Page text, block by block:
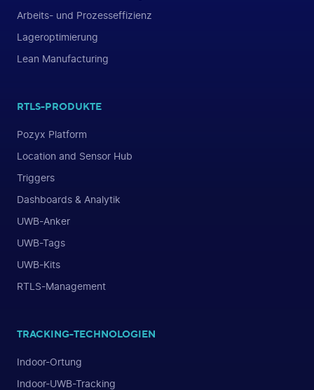
Arbeits- und Prozesseffizienz
Lageroptimierung
Lean Manufacturing
RTLS-PRODUKTE
Pozyx Platform
Location and Sensor Hub
Triggers
Dashboards & Analytik
UWB-Anker
UWB-Tags
UWB-Kits
RTLS-Management
TRACKING-TECHNOLOGIEN
Indoor-Ortung
Indoor-UWB-Tracking